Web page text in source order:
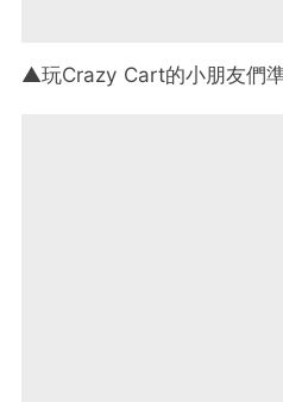
▲玩Crazy Cart的小朋友們